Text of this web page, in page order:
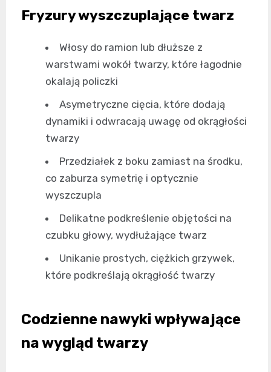
Fryzury wyszczuplające twarz
Włosy do ramion lub dłuższe z
warstwami wokół twarzy, które łagodnie
okalają policzki
Asymetryczne cięcia, które dodają
dynamiki i odwracają uwagę od okrągłości
twarzy
Przedziałek z boku zamiast na środku,
co zaburza symetrię i optycznie
wyszczupla
Delikatne podkreślenie objętości na
czubku głowy, wydłużające twarz
Unikanie prostych, ciężkich grzywek,
które podkreślają okrągłość twarzy
Codzienne nawyki wpływające
na wygląd twarzy